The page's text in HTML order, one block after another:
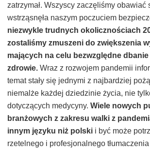
zatrzymał. Wszyscy zaczęliśmy obawiać
wstrząsnęła naszym poczuciem
niezwykle trudnych okolicznościach
zostaliśmy zmuszeni do zwiększenia
mających na celu bezwzględne
zdrowie. Wraz z rozwojem pandemii
temat stały się jednymi z najbardziej
niemalże każdej dziedzinie życia, nie
dotyczących medycyny. Wiele nowych
branżowych z zakresu walki z
innym języku niż polski i być może
rzetelnego i profesjonalnego